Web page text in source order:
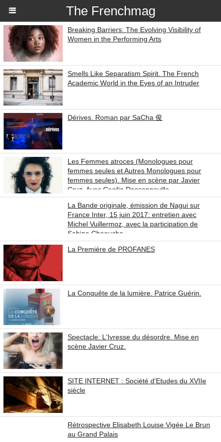
The Frenchmag
Breaking Barriers: The Evolving Visibility of
Women in the Performing Arts
Smells Like Separatism Spirit. The French
Academic World in the Eyes of an Intruder
Dérives. Roman par SaCha 俊
Les Femmes atroces (Monologues pour
femmes seules et Autres Monologues pour
femmes seules). Mise en scène par Javier
Cruz. Avec Cecilia Dassonneville.
La Bande originale, émission de Nagui sur
France Inter, 15 juin 2017: entretien avec
Michel Vuillermoz, avec la participation de
Sabine Chaouche
La Première de PROFANES
La Conquête de la lumière. Patrice Guérin.
Spectacle: L'Ivresse du désordre. Mise en
scène Javier Cruz.
SITE INTERNET : Société d'Etudes du XVIIe
siècle
Rétrospective Elisabeth Louise Vigée Le Brun
au Grand Palais